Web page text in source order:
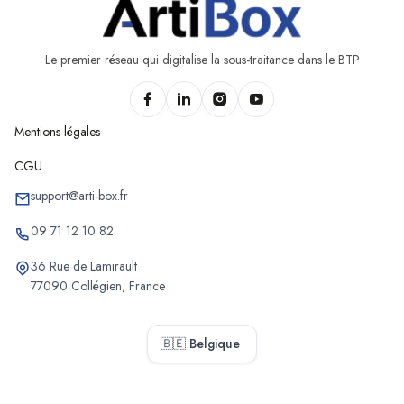
Le premier réseau qui digitalise la sous-traitance dans le BTP
Mentions légales
CGU
support@arti-box.fr
09 71 12 10 82
36 Rue de Lamirault
77090 Collégien, France
🇧🇪 Belgique